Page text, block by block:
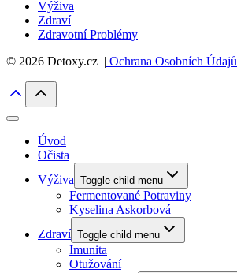
Výživa
Zdraví
Zdravotní Problémy
© 2026 Detoxy.cz | Ochrana Osobních Údajů
Úvod
Očista
Výživa Toggle child menu
Fermentované Potraviny
Kyselina Askorbová
Zdraví Toggle child menu
Imunita
Otužování